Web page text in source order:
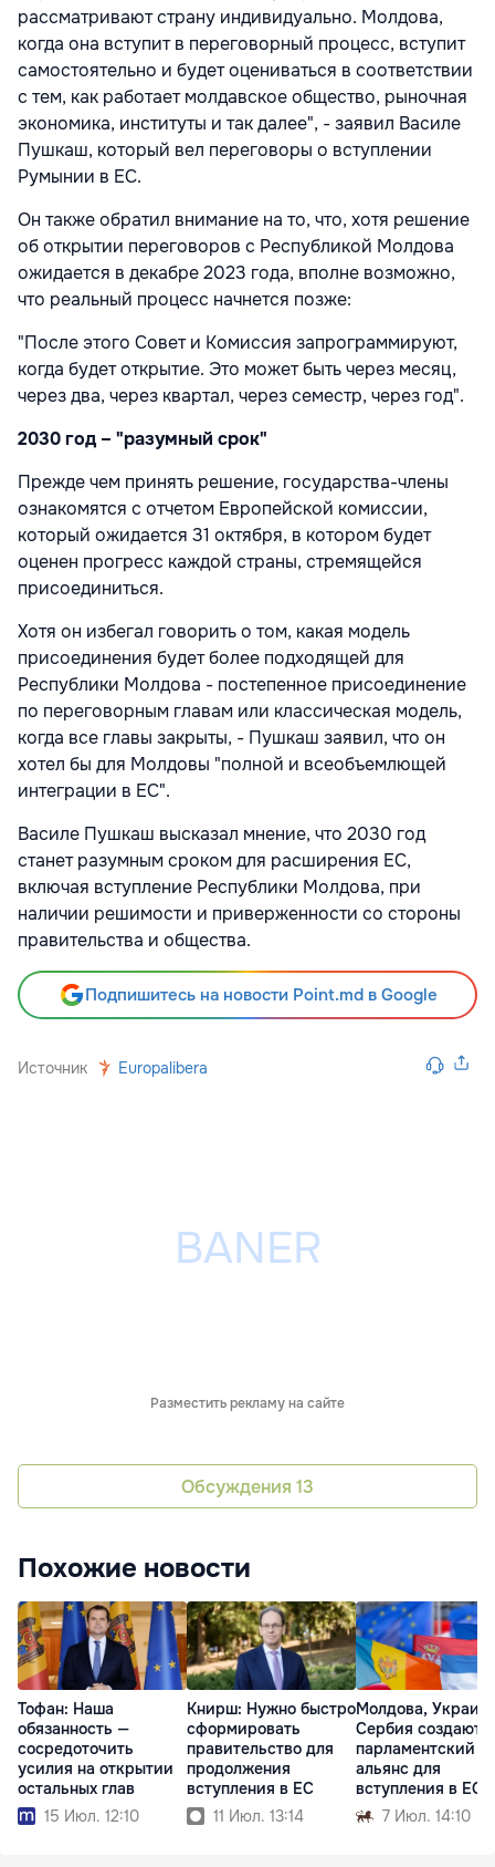
рассматривают страну индивидуально. Молдова,
когда она вступит в переговорный процесс, вступит
самостоятельно и будет оцениваться в соответствии
с тем, как работает молдавское общество, рыночная
экономика, институты и так далее", - заявил Василе
Пушкаш, который вел переговоры о вступлении
Румынии в ЕС.
Он также обратил внимание на то, что, хотя решение
об открытии переговоров с Республикой Молдова
ожидается в декабре 2023 года, вполне возможно,
что реальный процесс начнется позже:
"После этого Совет и Комиссия запрограммируют,
когда будет открытие. Это может быть через месяц,
через два, через квартал, через семестр, через год".
2030 год – "разумный срок"
Прежде чем принять решение, государства-члены
ознакомятся с отчетом Европейской комиссии,
который ожидается 31 октября, в котором будет
оценен прогресс каждой страны, стремящейся
присоединиться.
Хотя он избегал говорить о том, какая модель
присоединения будет более подходящей для
Республики Молдова - постепенное присоединение
по переговорным главам или классическая модель,
когда все главы закрыты, - Пушкаш заявил, что он
хотел бы для Молдовы "полной и всеобъемлющей
интеграции в ЕС".
Василе Пушкаш высказал мнение, что 2030 год
станет разумным сроком для расширения ЕС,
включая вступление Республики Молдова, при
наличии решимости и приверженности со стороны
правительства и общества.
Подпишитесь на новости Point.md в Google
Источник Europalibera
Разместить рекламу на сайте
Обсуждения 13
Похожие новости
Тофан: Наша
обязанность —
сосредоточить
усилия на открытии
остальных глав
15 Июл. 12:10
Книрш: Нужно быстро
сформировать
правительство для
продолжения
вступления в ЕС
11 Июл. 13:14
Молдова,
Сербия создают
парламентский
альянс для
вступления в ЕС
7 Июл. 14:10